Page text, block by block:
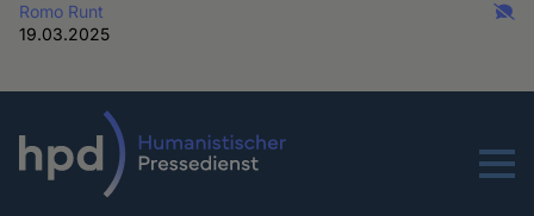
Romo Runt
19.03.2025
Menu